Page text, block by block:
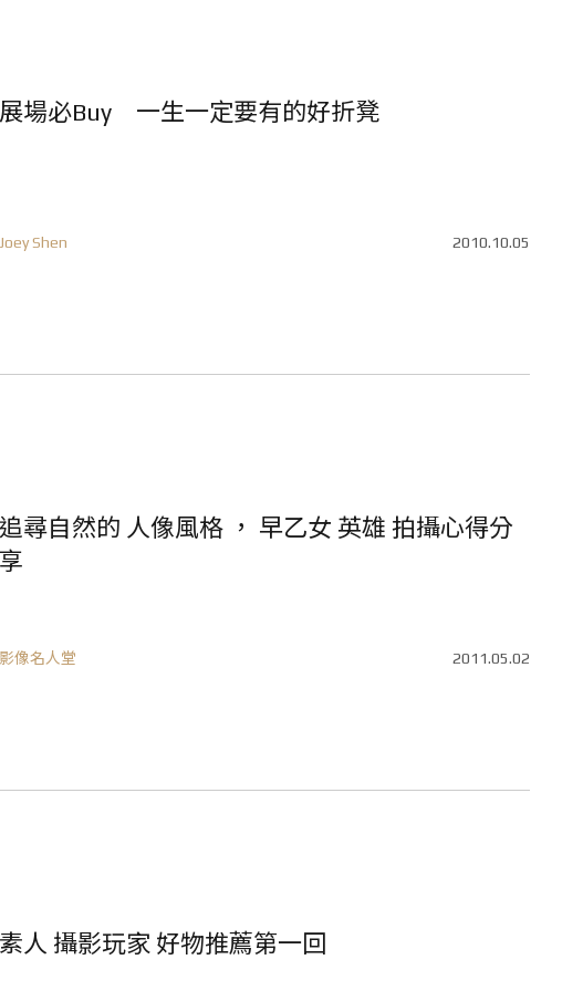
展場必Buy 一生一定要有的好折凳
Joey Shen 2010.10.05
追尋自然的 人像風格 ， 早乙女 英雄 拍攝心得分
享
影像名人堂 2011.05.02
素人 攝影玩家 好物推薦第一回